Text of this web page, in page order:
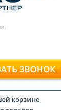
ЗВОНОК
корзине